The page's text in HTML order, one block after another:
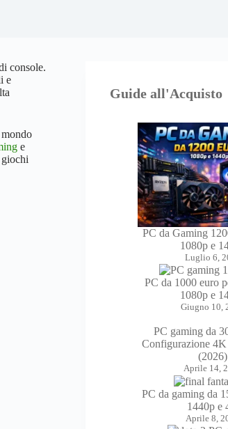
console.
e
e
Guide all'Acquisto
PC da Gaming
1080p e
Luglio 6,
PC da 1000 euro
1080p e
Giugno 10,
PC gaming da
Configurazione 4K
(2026)
Aprile 14,
PC da gaming da
1440p e
Aprile 8,